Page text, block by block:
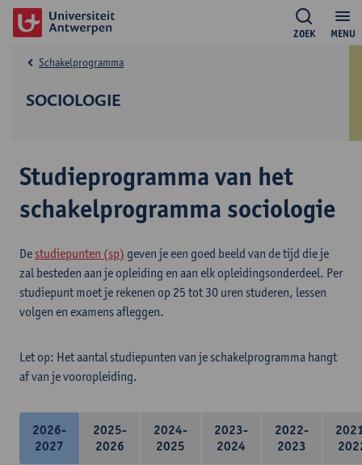
MENU
ZOEK
SOCIOLOGIE
Schakelprogramma
Studieprogramma van het
schakelprogramma sociologie
De studiepunten (sp) geven je een goed beeld van de tijd die je
zal besteden aan je opleiding en aan elk opleidingsonderdeel. Per
studiepunt moet je rekenen op 25 tot 30 uren studeren, lessen
volgen en examens afleggen.
Let op: Het aantal studiepunten van je schakelprogramma hangt
af van je vooropleiding.
2026-
2027
2025-
2026
2024-
2025
2023-
2024
2022-
2023